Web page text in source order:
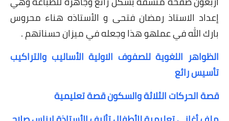
إعداد الاستاذ رمضان فتحى و الأستاذه هناء محروس
بارك الله في عملهو هذا وجعله في ميزان حسناتهم .
الظواهر اللغوية للصفوف الاولية الأساليب والتراكيب
تأسيس رائع
قصة الحركات الثلاثة والسكون قصة تعليمية